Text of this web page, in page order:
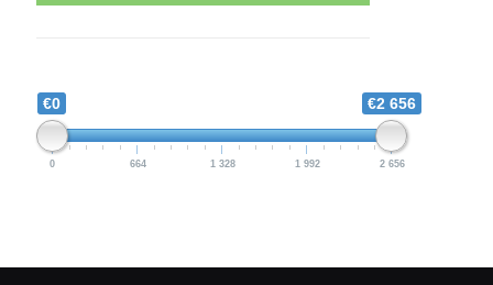
€0 €2 656
0 664 1 328 1 992 2 656